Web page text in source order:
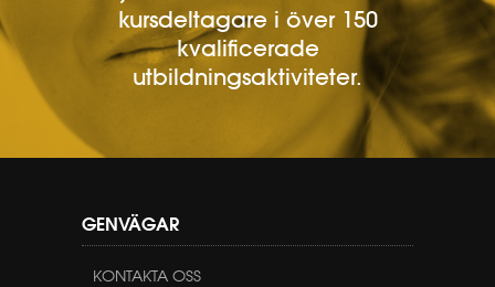
kursdeltagare i över 150
kvalificerade
utbildningsaktiviteter.
GENVÄGAR
KONTAKTA OSS